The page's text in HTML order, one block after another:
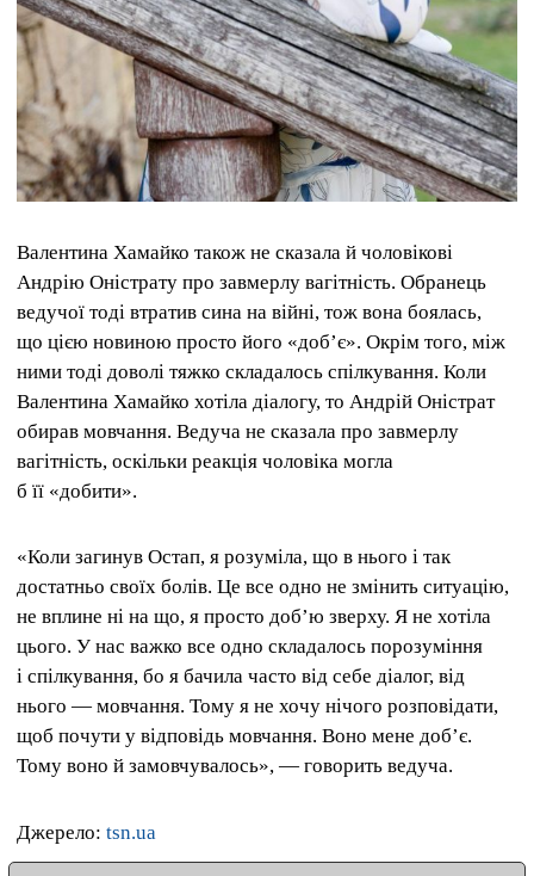
Валентина Хамайко також не сказала й чоловікові
Андрію Оністрату про завмерлу вагітність. Обранець
ведучої тоді втратив сина на війні, тож вона боялась,
що цією новиною просто його «доб’є». Окрім того, між
ними тоді доволі тяжко складалось спілкування. Коли
Валентина Хамайко хотіла діалогу, то Андрій Оністрат
обирав мовчання. Ведуча не сказала про завмерлу
вагітність, оскільки реакція чоловіка могла
б її «добити».
«Коли загинув Остап, я розуміла, що в нього і так
достатньо своїх болів. Це все одно не змінить ситуацію,
не вплине ні на що, я просто доб’ю зверху. Я не хотіла
цього. У нас важко все одно складалось порозуміння
і спілкування, бо я бачила часто від себе діалог, від
нього — мовчання. Тому я не хочу нічого розповідати,
щоб почути у відповідь мовчання. Воно мене доб’є.
Тому воно й замовчувалось», — говорить ведуча.
Джерело: tsn.ua